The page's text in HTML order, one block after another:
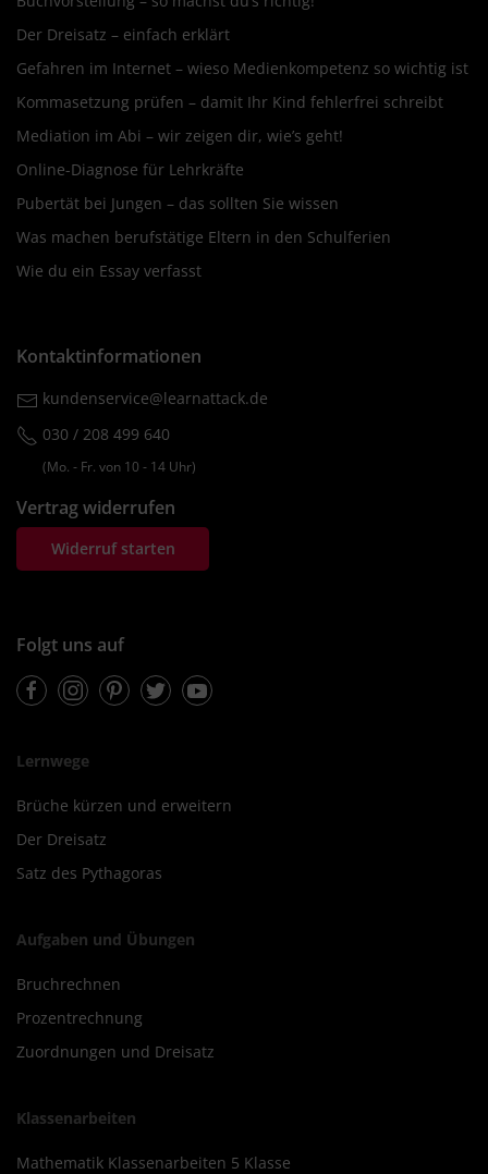
Der Dreisatz – einfach erklärt
Gefahren im Internet – wieso Medienkompetenz so wichtig ist
Kommasetzung prüfen – damit Ihr Kind fehlerfrei schreibt
Mediation im Abi – wir zeigen dir, wie’s geht!
Online-Diagnose für Lehrkräfte
Pubertät bei Jungen – das sollten Sie wissen
Was machen berufstätige Eltern in den Schulferien
Wie du ein Essay verfasst
Kontaktinformationen
kundenservice@learnattack.de
030 / 208 499 640
(Mo. ‐ Fr. von 10 ‐ 14 Uhr)
Vertrag widerrufen
Widerruf starten
Folgt uns auf
FacebookInstagramPinterestTwitterYoutube
Lernwege
Brüche kürzen und erweitern
Der Dreisatz
Satz des Pythagoras
Aufgaben und Übungen
Bruchrechnen
Prozentrechnung
Zuordnungen und Dreisatz
Klassenarbeiten
Mathematik Klassenarbeiten 5 Klasse